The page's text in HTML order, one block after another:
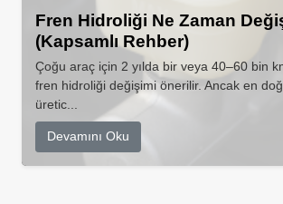
Fren Hidroliği Ne Zaman
(Kapsamlı Rehber)
Çoğu araç için 2 yılda bir veya 40–60 bin
fren hidroliği değişimi önerilir. Ancak en
üretic...
Devamını Oku